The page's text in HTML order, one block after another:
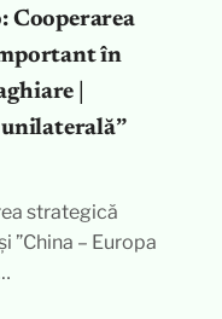
în
|
unilaterală”
strategică
”China – Europa